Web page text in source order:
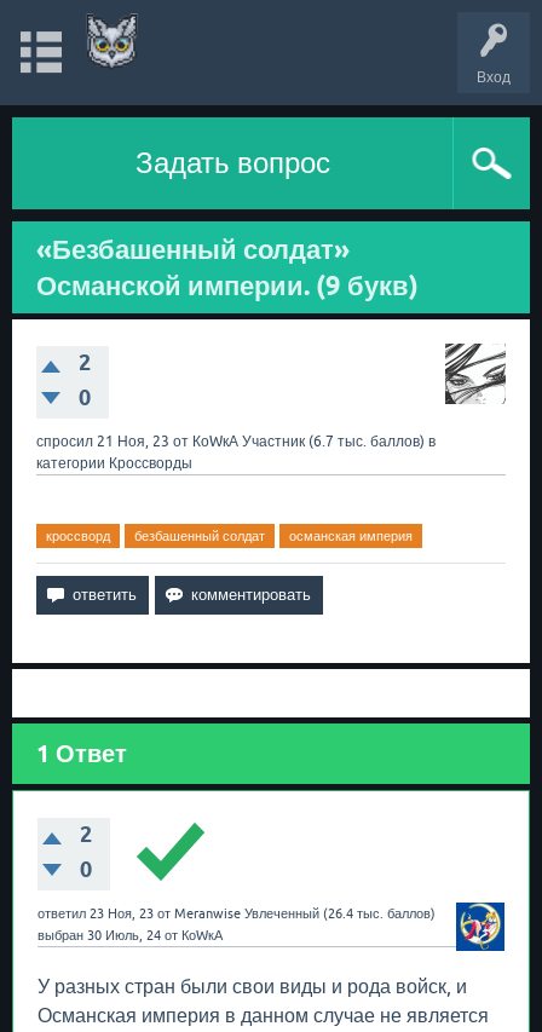
Вход
Задать вопрос
«Безбашенный солдат»
Османской империи. (9 букв)
2
0
спросил 21 Ноя, 23 от КоWкА Участник (6.7 тыс. баллов) в
категории Кроссворды
кроссворд безбашенный солдат османская империя
1 Ответ
2
0
ответил 23 Ноя, 23 от Meranwise Увлеченный (26.4 тыс. баллов)
выбран 30 Июль, 24 от КоWкА
У разных стран были свои виды и рода войск, и
Османская империя в данном случае не является